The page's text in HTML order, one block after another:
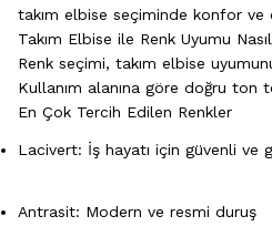
takım elbise seçiminde konfor ve
Takım Elbise ile Renk Uyumu
Renk seçimi, takım elbise
Kullanım alanına göre doğru ton
En Çok Tercih Edilen Renkler
Lacivert: İş hayatı için güvenli ve
Antrasit: Modern ve resmi duruş